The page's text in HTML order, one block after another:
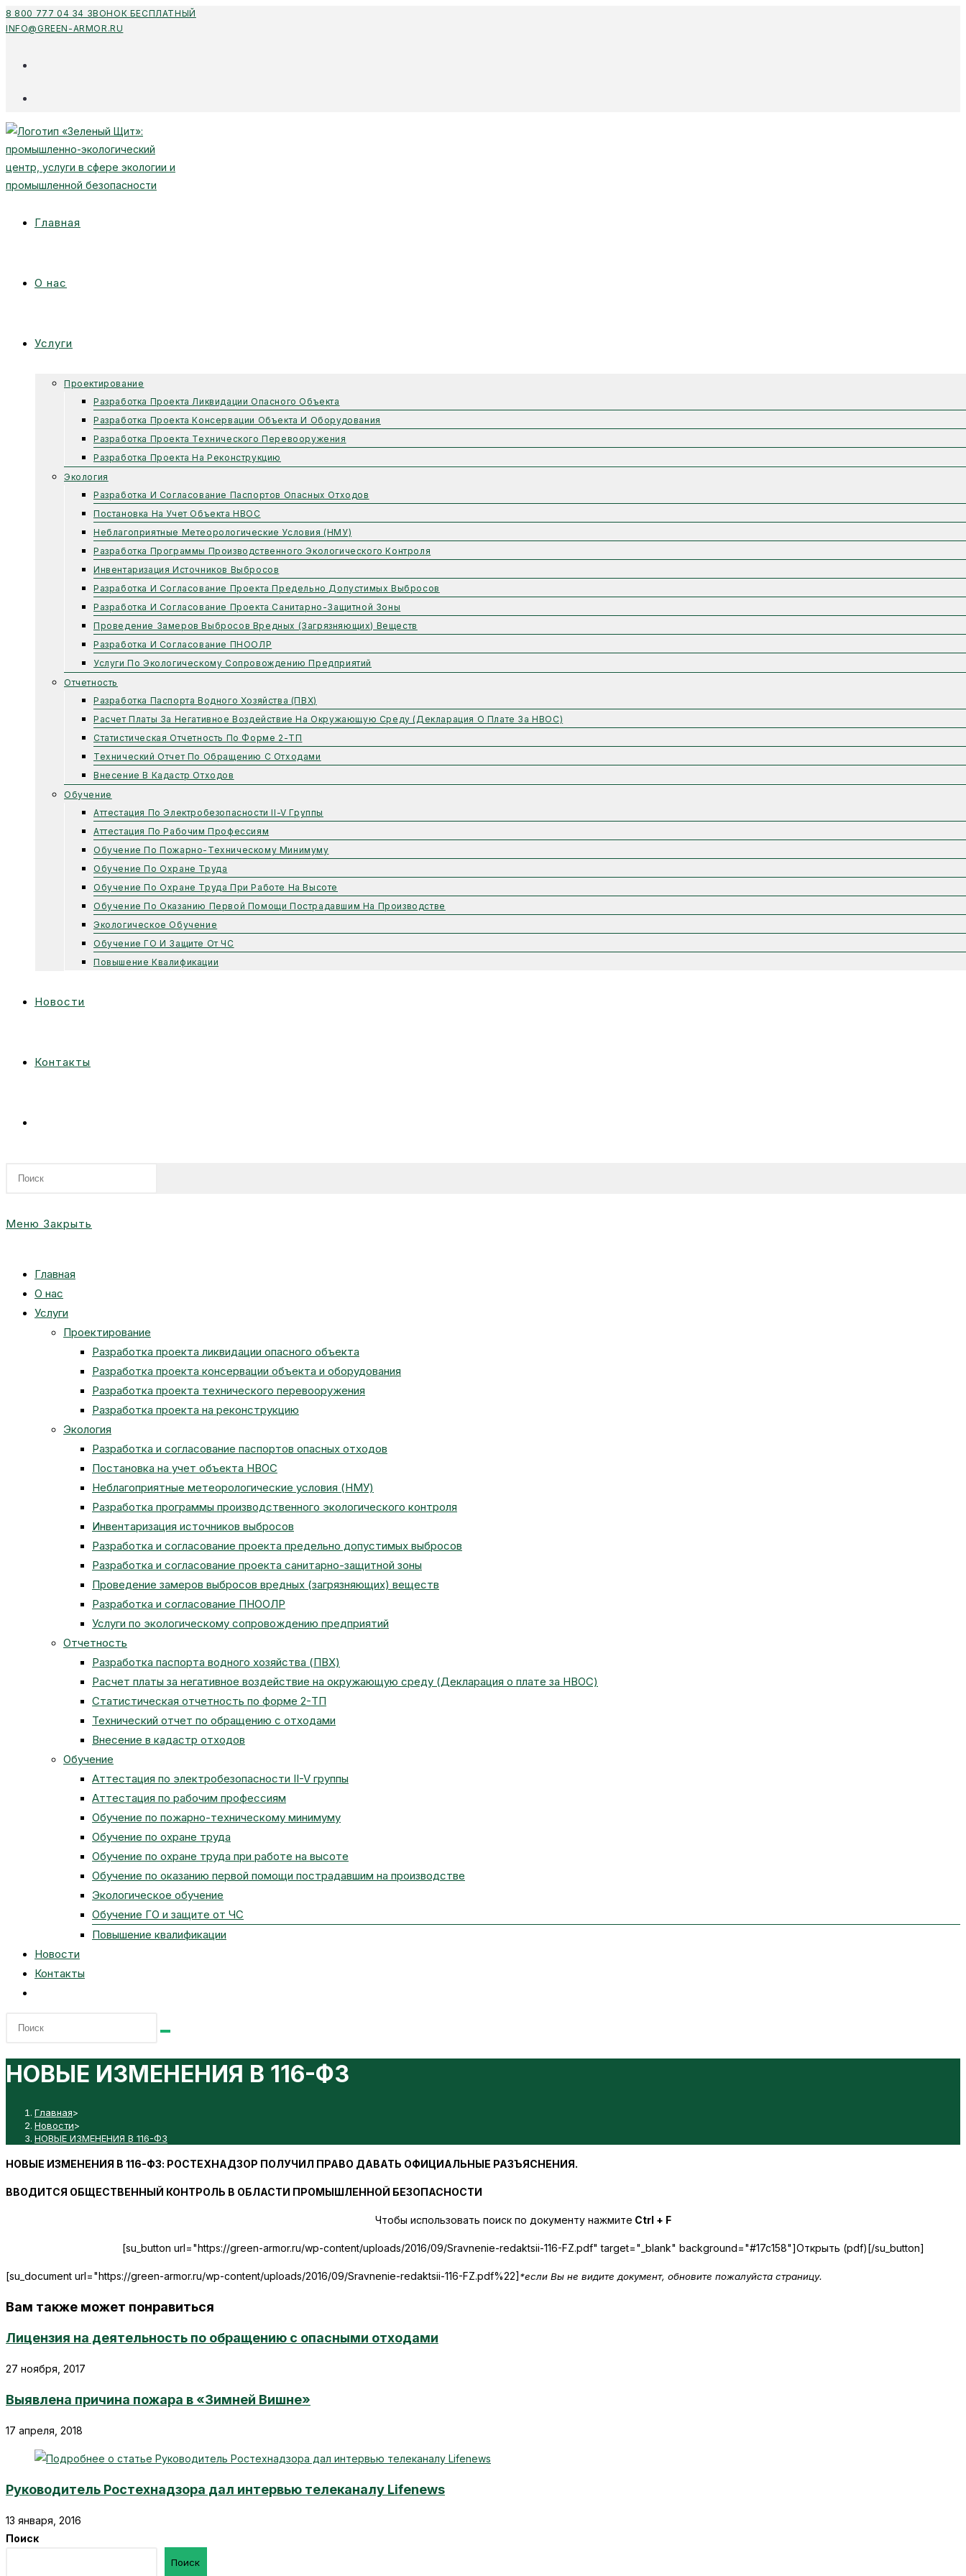
Перейти
к
8 800 777 04 34 ЗВОНОК БЕСПЛАТНЫЙ
INFO@GREEN-ARMOR.RU
Главная
О нас
Услуги
Проектирование
Разработка Проекта Ликвидации Опасного Объекта
Разработка Проекта Консервации Объекта И Оборудования
Разработка Проекта Технического Перевооружения
Разработка Проекта На Реконструкцию
Экология
Разработка И Согласование Паспортов Опасных Отходов
Постановка На Учет Объекта НВОС
Неблагоприятные Метеорологические Условия (НМУ)
Разработка Программы Производственного Экологического Контроля
Инвентаризация Источников Выбросов
Разработка И Согласование Проекта Предельно Допустимых Выбросов
Разработка И Согласование Проекта Санитарно-Защитной Зоны
Проведение Замеров Выбросов Вредных (загрязняющих) Веществ
Разработка И Согласование ПНООЛР
Услуги По Экологическому Сопровождению Предприятий
Отчетность
Разработка Паспорта Водного Хозяйства (ПВХ)
Расчет Платы За Негативное Воздействие На Окружающую Среду (Декларация О Плате За НВОС)
Статистическая Отчетность По Форме 2-ТП
Технический Отчет По Обращению С Отходами
Внесение В Кадастр Отходов
Обучение
Аттестация По Электробезопасности II-V Группы
Аттестация По Рабочим Профессиям
Обучение По Пожарно-Техническому Минимуму
Обучение По Охране Труда
Обучение По Охране Труда При Работе На Высоте
Обучение По Оказанию Первой Помощи Пострадавшим На Производстве
Экологическое Обучение
Обучение ГО И Защите От ЧС
Повышение Квалификации
Новости
Контакты
поиск
веб-
Меню Закрыть
Главная
О нас
Услуги
Проектирование
Разработка проекта ликвидации опасного объекта
Разработка проекта консервации объекта и оборудования
Разработка проекта технического перевооружения
Разработка проекта на реконструкцию
Экология
Разработка и согласование паспортов опасных отходов
Постановка на учет объекта НВОС
Неблагоприятные метеорологические условия (НМУ)
Разработка программы производственного экологического контроля
Инвентаризация источников выбросов
Разработка и согласование проекта предельно допустимых выбросов
Разработка и согласование проекта санитарно-защитной зоны
Проведение замеров выбросов вредных (загрязняющих) веществ
Разработка и согласование ПНООЛР
Услуги по экологическому сопровождению предприятий
Отчетность
Разработка паспорта водного хозяйства (ПВХ)
Расчет платы за негативное воздействие на окружающую среду (Декларация о плате за НВОС)
Статистическая отчетность по форме 2-ТП
Технический отчет по обращению с отходами
Внесение в кадастр отходов
Обучение
Аттестация по электробезопасности II-V группы
Аттестация по рабочим профессиям
Обучение по пожарно-техническому минимуму
Обучение по охране труда
Обучение по охране труда при работе на высоте
Обучение по оказанию первой помощи пострадавшим на производстве
Экологическое обучение
Обучение ГО и защите от ЧС
Повышение квалификации
Новости
Контакты
по
сайту
НОВЫЕ ИЗМЕНЕНИЯ В 116-ФЗ
Главная>
Новости>
НОВЫЕ ИЗМЕНЕНИЯ В 116-ФЗ
НОВЫЕ ИЗМЕНЕНИЯ В 116-ФЗ: РОСТЕХНАДЗОР ПОЛУЧИЛ ПРАВО ДАВАТЬ ОФИЦИАЛЬНЫЕ РАЗЪЯСНЕНИЯ.
ВВОДИТСЯ ОБЩЕСТВЕННЫЙ КОНТРОЛЬ В ОБЛАСТИ ПРОМЫШЛЕННОЙ БЕЗОПАСНОСТИ
Чтобы использовать поиск по документу нажмите Ctrl + F
[su_button url="https://green-armor.ru/wp-content/uploads/2016/09/Sravnenie-redaktsii-116-FZ.pdf" target="_blank" background="#17c158"]Открыть (pdf)[/su_button]
[su_document url="https://green-armor.ru/wp-content/uploads/2016/09/Sravnenie-redaktsii-116-FZ.pdf%22] *если Вы не видите документ, обновите пожалуйста страницу.
Вам также может понравиться
Лицензия на деятельность по обращению с опасными отходами
27 ноября, 2017
Выявлена причина пожара в «Зимней Вишне»
17 апреля, 2018
Руководитель Ростехнадзора дал интервью телеканалу Lifenews
13 января, 2016
Поиск
Поиск